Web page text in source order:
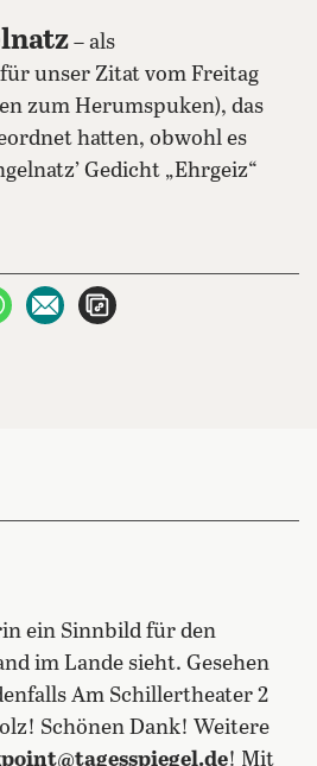
– als
unser Zitat vom Freitag
zum Herumspuken), das
hatten, obwohl es
Gedicht „Ehrgeiz“
teilen
teilen
per WhatsApp teilen
per E-Mail teilen
ein Sinnbild für den
im Lande sieht. Gesehen
Am Schillertheater 2
Schönen Dank! Weitere
! Mit